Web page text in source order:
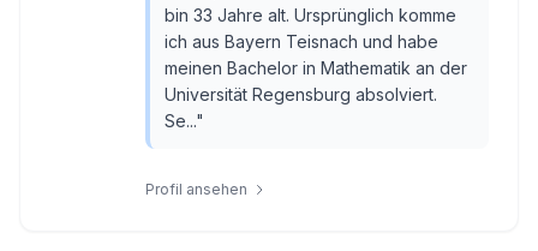
bin 33 Jahre alt. Ursprünglich komme
ich aus Bayern Teisnach und habe
meinen Bachelor in Mathematik an der
Universität Regensburg absolviert.
Se..."
Profil ansehen